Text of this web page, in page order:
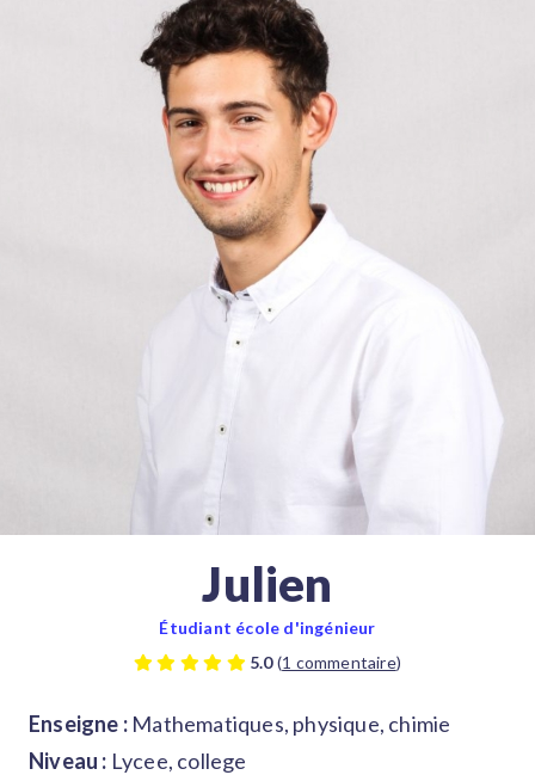
Julien
Étudiant école d'ingénieur
5.0(1 commentaire)
Enseigne : Mathematiques, physique, chimie
Niveau : Lycee, college